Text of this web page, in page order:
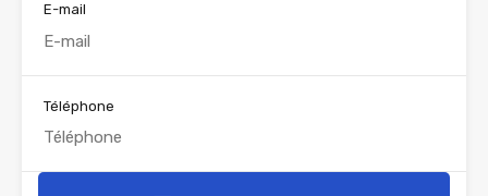
E-mail
Téléphone